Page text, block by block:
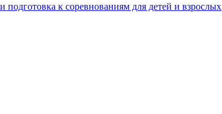
к соревнованиям для детей и взрослых